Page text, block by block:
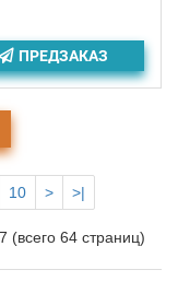
ПРЕДЗАКАЗ
10 > >|
(всего 64 страниц)